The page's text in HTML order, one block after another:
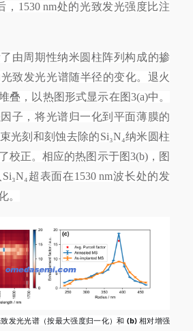
，1530 nm处的光致发光强度比注
由周期性纳米圆柱阵列构成的掺
光致发光光谱随半径的变化。退火
叠，以热图形式显示在图3(a)中。
子，将光谱归一化到平面薄膜的
光刻和刻蚀去除的Si₃N₄纳米圆柱
校正。相应的热图示于图3(b)，图
Si₃N₄超表面在1530 nm波长处的发
。
发光光谱（按最大强度归一化）和 (b)相对增强